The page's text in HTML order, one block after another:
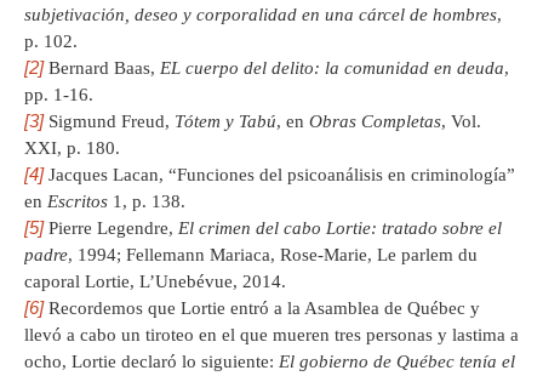
subjetivación, deseo y corporalidad en una cárcel de hombres,
p. 102.
[2]Bernard Baas, EL cuerpo del delito: la comunidad en deuda,
pp. 1-16.
[3]Sigmund Freud, Tótem y Tabú, en Obras Completas, Vol.
XXI, p. 180.
[4]Jacques Lacan, “Funciones del psicoanálisis en criminología”
en Escritos 1, p. 138.
[5]Pierre Legendre, El crimen del cabo Lortie: tratado sobre el
padre, 1994; Fellemann Mariaca, Rose-Marie, Le parlem du
caporal Lortie, L’Unebévue, 2014.
[6]Recordemos que Lortie entró a la Asamblea de Québec y
llevó a cabo un tiroteo en el que mueren tres personas y lastima a
ocho, Lortie declaró lo siguiente: El gobierno de Québec tenía el